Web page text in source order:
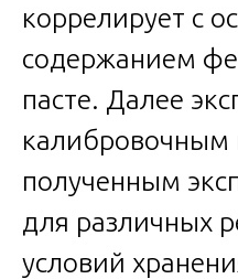
коррелирует с
содержанием
пасте. Далее
калибровочным
полученным
для различных
условий